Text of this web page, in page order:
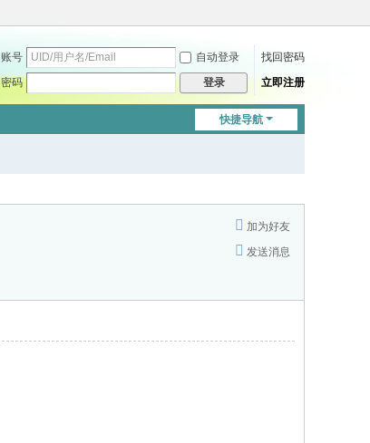
账号 自动登录
找回密码
密码
登录 立即注册
快捷导航
加为好友
发送消息